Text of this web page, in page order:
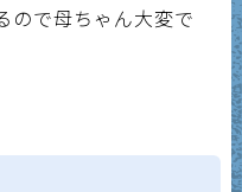
ので母ちゃん大変で